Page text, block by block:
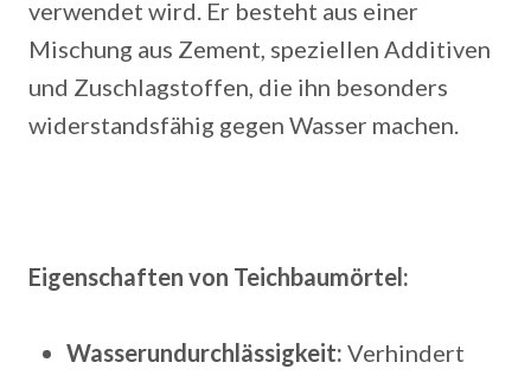
verwendet wird. Er besteht aus einer
Mischung aus Zement, speziellen Additiven
und Zuschlagstoffen, die ihn besonders
widerstandsfähig gegen Wasser machen.
Eigenschaften von Teichbaumörtel:
Wasserundurchlässigkeit: Verhindert